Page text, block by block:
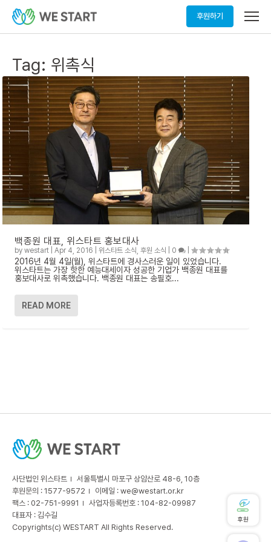
후원하기
메
열
Tag: 위촉식
백종원 대표, 위스타트 홍보대사
by westart Apr 4, 2016 위스타트 소식 후원 소식 0
2016년 4월 4일(월), 위스타트에 경사스러운 일이 있었습니다.
위스타트는 가장 핫한 예능대세이자 성공한 기업가 백종원 대표를
홍보대사로 위촉했습니다. 백종원 대표는 송필호...
READ MORE
사단법인 위스타트
서울특별시 마포구 상암산로 48-6, 10층
후원문의 : 1577-9572
이메일 : we@westart.or.kr
팩스 : 02-751-9991
사업자등록번호 : 104-82-09987
대표자 : 김수길
Copyrights(c) WESTART All Rights Reserved.
후원